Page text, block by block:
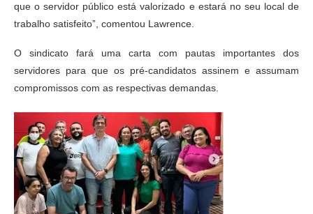
que o servidor público está valorizado e estará no seu local de
trabalho satisfeito”, comentou Lawrence.
O sindicato fará uma carta com pautas importantes dos
servidores para que os pré-candidatos assinem e assumam
compromissos com as respectivas demandas.